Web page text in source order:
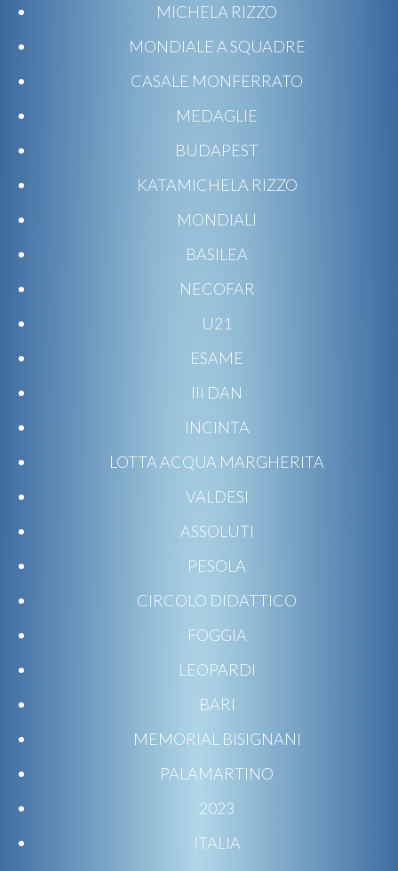
MICHELA RIZZO
MONDIALE A SQUADRE
CASALE MONFERRATO
MEDAGLIE
BUDAPEST
KATAMICHELA RIZZO
MONDIALI
BASILEA
NECOFAR
U21
ESAME
III DAN
INCINTA
LOTTA ACQUA MARGHERITA
VALDESI
ASSOLUTI
PESOLA
CIRCOLO DIDATTICO
FOGGIA
LEOPARDI
BARI
MEMORIAL BISIGNANI
PALAMARTINO
2023
ITALIA